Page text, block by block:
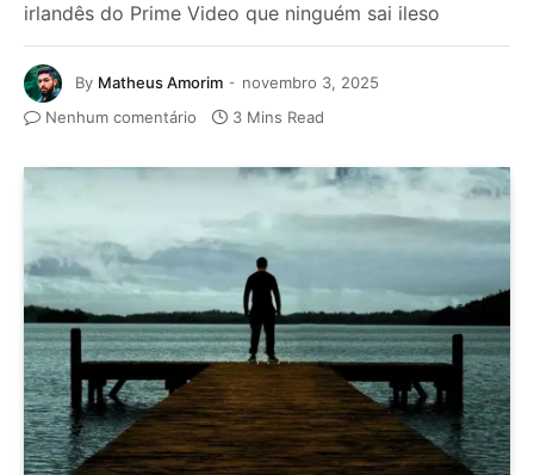
irlandês do Prime Video que ninguém sai ileso
By Matheus Amorim
novembro 3, 2025
Nenhum comentário
3 Mins Read